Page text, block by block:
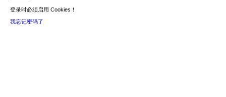
登录时必须启用 Cookies！
我忘记密码了